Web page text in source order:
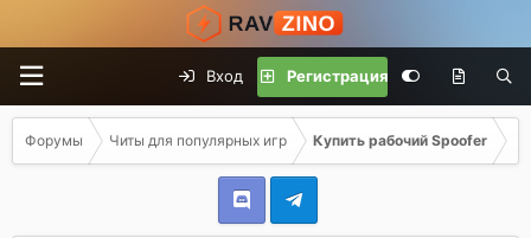
Вход Регистрация
Форумы Читы для популярных игр Купить рабочий Spoofer